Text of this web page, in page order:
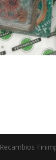
Recambios